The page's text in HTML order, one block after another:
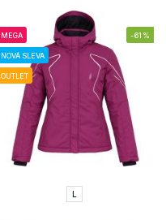
MEGA
NOVÁ SLEVA
OUTLET
-61%
L